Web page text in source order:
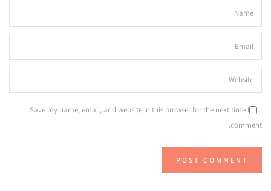
Save my name, email, and website in this browser for the next time I
comment.